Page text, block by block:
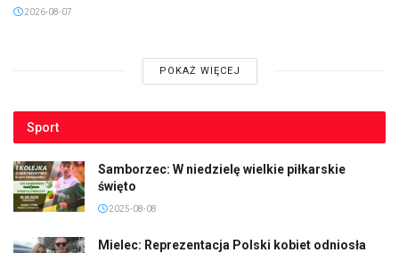
2026-08-07
POKAŻ WIĘCEJ
Sport
Samborzec: W niedzielę wielkie piłkarskie
święto
2025-08-08
Mielec: Reprezentacja Polski kobiet odniosła